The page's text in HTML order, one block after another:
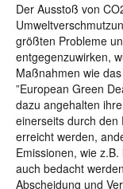
Der Ausstoß von
größten Probleme
entgegenzuwirken,
Maßnahmen wie
”European Green
dazu angehalten
einerseits durch den
erreicht werden,
Emissionen, wie
auch bedacht
Abscheidung und